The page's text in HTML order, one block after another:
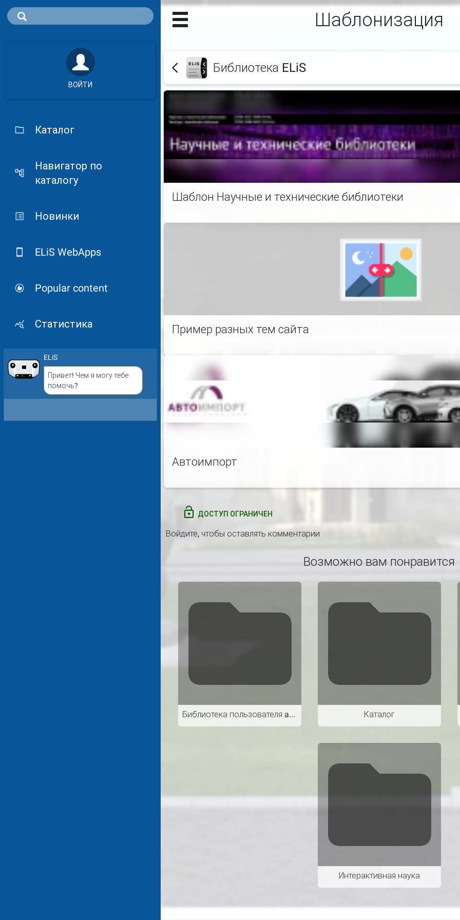
ВОЙТИ
Каталог
Навигатор по
каталогу
Новинки
ELiS WebApps
Popular content
Статистика
ELiS
Привет! Чем я могу тебе
помочь?
Шаблонизация
Библиотека ELiS
Шаблон Научные и технические библиотеки
Пример разных тем сайта
Автоимпорт
ДОСТУП ОГРАНИЧЕН
Войдите, чтобы оставлять комментарии
Возможно вам понравится
Библиотека пользователя admin Каталог
Интерактивная наука